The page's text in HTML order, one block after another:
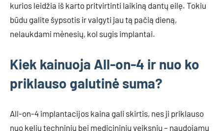
kurios leidžia iš karto pritvirtinti laikiną dantų eilę. Tokiu
būdu galite šypsotis ir valgyti jau tą pačią dieną,
nelaukdami mėnesių, kol sugis implantai.
Kiek kainuoja All-on-4 ir nuo ko
priklauso galutinė suma?
All-on-4 implantacijos kaina gali skirtis, nes ji priklauso
nuo kelių techninių bei medicininių veiksnių – naudojamų